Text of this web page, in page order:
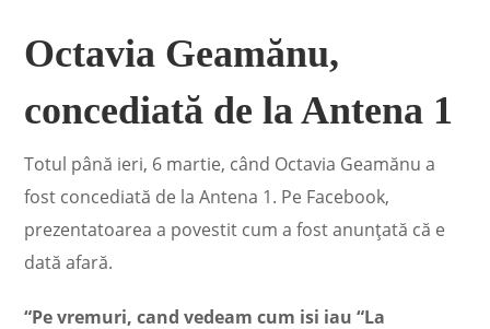
Octavia Geamănu,
concediată de la Antena 1
Totul până ieri, 6 martie, când Octavia Geamănu a
fost concediată de la Antena 1. Pe Facebook,
prezentatoarea a povestit cum a fost anunțată că e
dată afară.
“Pe vremuri, cand vedeam cum isi iau “La